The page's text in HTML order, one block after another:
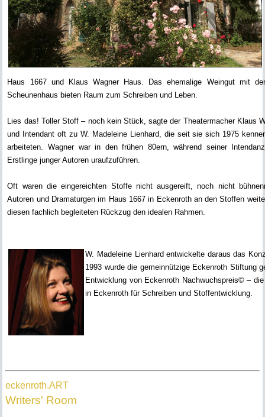
Haus 1667 und Klaus Wagner Haus. Das ehemalige Weingut mit
Scheunenhaus bieten Raum zum Schreiben und Leben.
Lies das! Toller Stoff – noch kein Stück, sagte der Theatermacher Klaus
und Intendant oft zu W. Madeleine Lienhard, die seit sie sich 1975
arbeiteten. Wagner war in den frühen 80ern, während seiner
Erstlinge junger Autoren uraufzuführen.
Oft waren die eingereichten Stoffe nicht ausgereift, noch nicht
Autoren und Dramaturgen im Haus 1667 in Eckenroth an den Stoffen
diesen fachlich begleiteten Rückzug den idealen Rahmen.
W. Madeleine Lienhard entwickelte daraus das
1993 wurde die gemeinnützige Eckenroth Stiftung
Entwicklung von Eckenroth Nachwuchspreis© –
in Eckenroth für Schreiben und Stoffentwicklung.
eckenroth.ART
Writers' Room